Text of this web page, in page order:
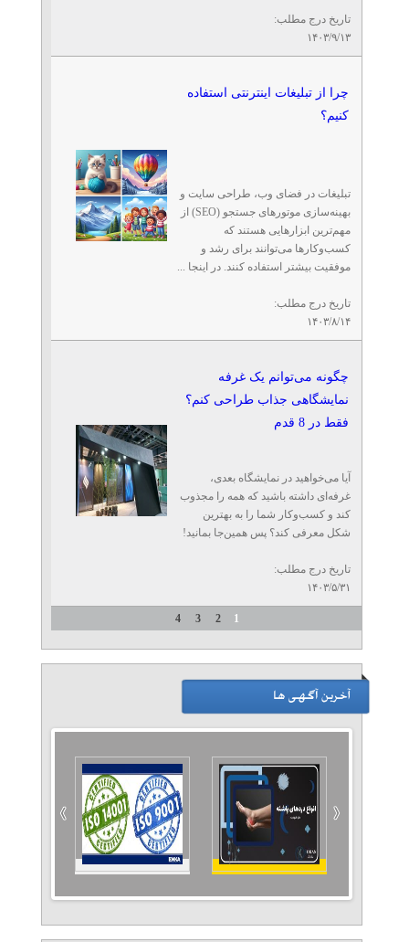
تاریخ درج مطلب:
۱۴۰۳/۹/۱۳
چرا از تبلیغات اینترنتی استفاده
کنیم؟
تبلیغات در فضای وب، طراحی سایت و
بهینه‌سازی موتورهای جستجو (SEO) از
مهم‌ترین ابزارهایی هستند که
کسب‌وکارها می‌توانند برای رشد و
موفقیت بیشتر استفاده کنند. در اینجا ...
تاریخ درج مطلب:
۱۴۰۳/۸/۱۴
چگونه می‌توانم یک غرفه
نمایشگاهی جذاب طراحی کنم؟
فقط در 8 قدم
آیا می‌خواهید در نمایشگاه بعدی،
غرفه‌ای داشته باشید که همه را مجذوب
کند و کسب‌وکار شما را به بهترین
شکل معرفی کند؟ پس همین‌جا بمانید!
تاریخ درج مطلب:
۱۴۰۳/۵/۳۱
1
2
3
4